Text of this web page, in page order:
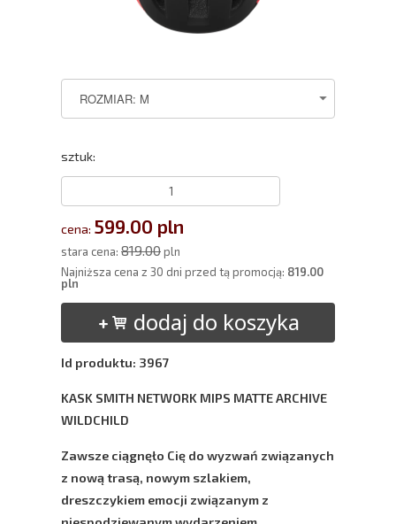
sztuk:
cena: 599.00 pln
stara cena: 819.00pln
Najniższa cena z 30 dni przed tą promocją: 819.00
pln
dodaj do koszyka
Id produktu: 3967
KASK SMITH NETWORK MIPS MATTE ARCHIVE
WILDCHILD
Zawsze ciągnęło Cię do wyzwań związanych
z nową trasą, nowym szlakiem,
dreszczykiem emocji związanym z